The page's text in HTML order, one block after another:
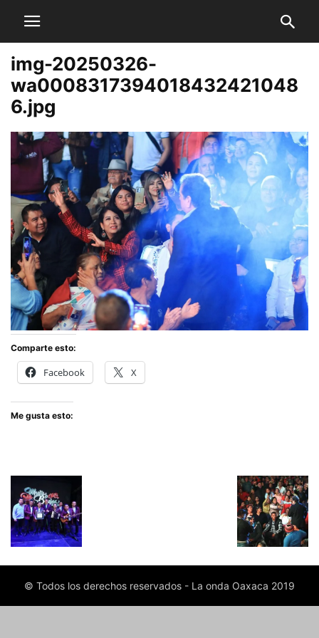
img-20250326-
wa0008317394018432421048
6.jpg
Comparte esto:
Facebook X
Me gusta esto:
© Todos los derechos reservados - La onda Oaxaca 2019